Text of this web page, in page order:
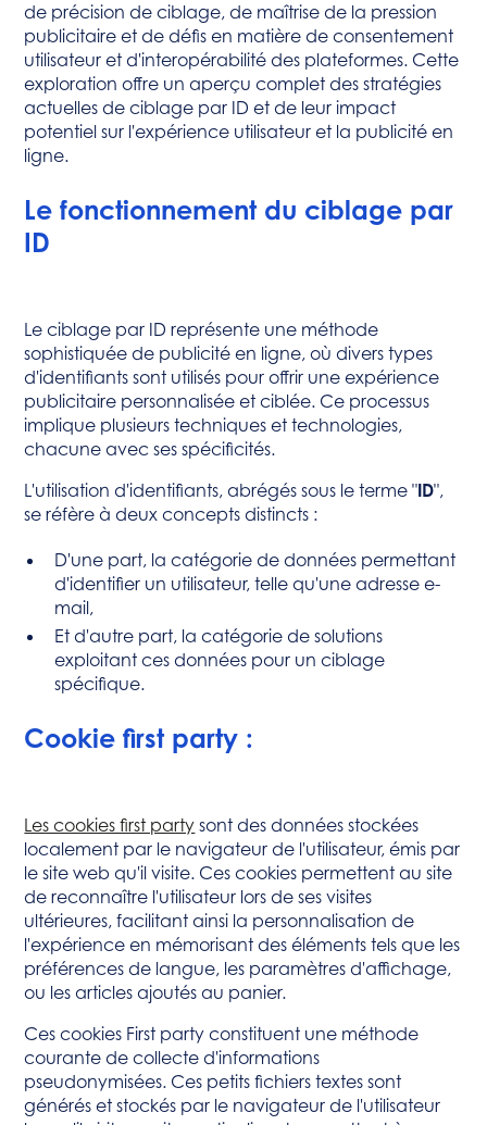
de précision de ciblage, de maîtrise de la pression
publicitaire et de défis en matière de consentement
utilisateur et d'interopérabilité des plateformes. Cette
exploration offre un aperçu complet des stratégies
actuelles de ciblage par ID et de leur impact
potentiel sur l'expérience utilisateur et la publicité en
ligne.
Le fonctionnement du ciblage par
ID
Le ciblage par ID représente une méthode
sophistiquée de publicité en ligne, où divers types
d'identifiants sont utilisés pour offrir une expérience
publicitaire personnalisée et ciblée. Ce processus
implique plusieurs techniques et technologies,
chacune avec ses spécificités.
L'utilisation d'identifiants, abrégés sous le terme "ID",
se réfère à deux concepts distincts :
D'une part, la catégorie de données permettant
d'identifier un utilisateur, telle qu'une adresse e-
mail,
Et d'autre part, la catégorie de solutions
exploitant ces données pour un ciblage
spécifique.
Cookie first party :
Les cookies first party sont des données stockées
localement par le navigateur de l'utilisateur, émis par
le site web qu'il visite. Ces cookies permettent au site
de reconnaître l'utilisateur lors de ses visites
ultérieures, facilitant ainsi la personnalisation de
l'expérience en mémorisant des éléments tels que les
préférences de langue, les paramètres d'affichage,
ou les articles ajoutés au panier.
Ces cookies First party constituent une méthode
courante de collecte d'informations
pseudonymisées. Ces petits fichiers textes sont
générés et stockés par le navigateur de l'utilisateur